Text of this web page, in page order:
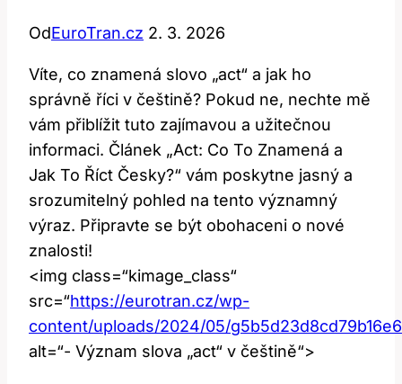
OdEuroTran.cz 2. 3. 2026
Víte, co znamená slovo „act“ a jak ho
správně říci v češtině? Pokud ne, nechte mě
vám přiblížit tuto zajímavou a užitečnou
informaci. Článek „Act: Co To Znamená a
Jak To Říct Česky?“ vám poskytne jasný a
srozumitelný pohled na tento významný
výraz. Připravte se být obohaceni o nové
znalosti!
<img class=“kimage_class“
src=“https://eurotran.cz/wp-
content/uploads/2024/05/
alt=“- Význam slova „act“ v češtině“>